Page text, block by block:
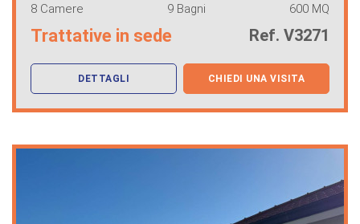
8 Camere 9 Bagni 600 MQ
Trattative in sede Ref. V3271
DETTAGLI CHIEDI UNA VISITA